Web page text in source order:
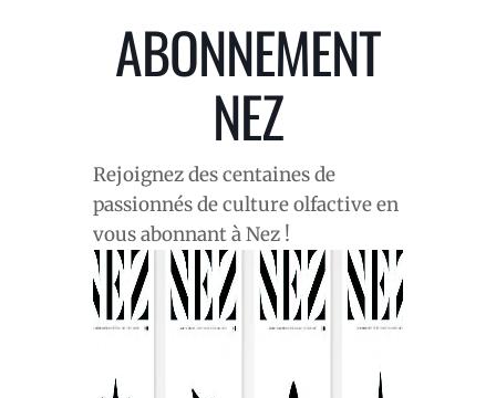
ABONNEMENT
NEZ
Rejoignez des centaines de
passionnés de culture olfactive en
vous abonnant à Nez !